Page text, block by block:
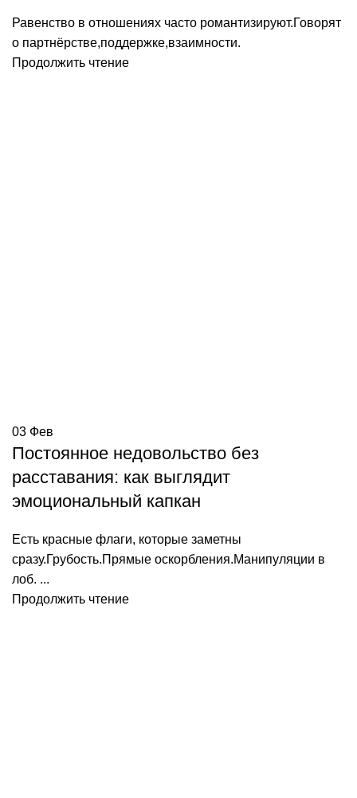
Равенство в отношениях часто романтизируют.Говорят
о партнёрстве,поддержке,взаимности.
Продолжить чтение
03 Фев
Постоянное недовольство без
расставания: как выглядит
эмоциональный капкан
Есть красные флаги, которые заметны
сразу.Грубость.Прямые оскорбления.Манипуляции в
лоб. ...
Продолжить чтение